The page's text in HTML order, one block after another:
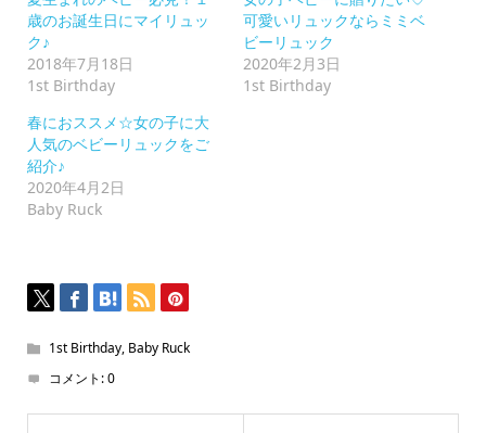
リ
ッ
ク
て
く
だ
い
(新
し
ィ
ン
ド
ま
す)
歳のお誕生日にマイリュッ
ク♪
2018年7月18日
1st Birthday
可愛いリュックならミミベ
ビーリュック
2020年2月3日
1st Birthday
春におススメ☆女の子に大
人気のベビーリュックをご
紹介♪
2020年4月2日
Baby Ruck
1st Birthday, Baby Ruck
コメント:0